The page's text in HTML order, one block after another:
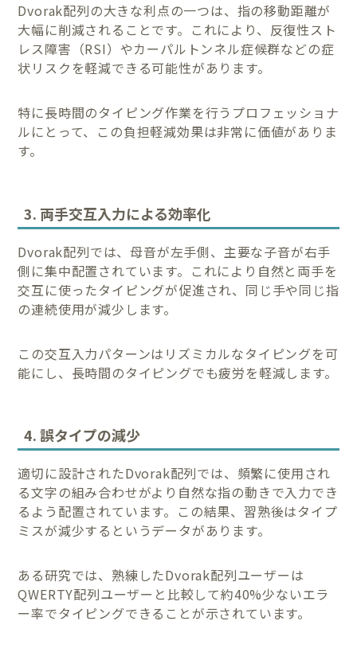
Dvorak配列の大きな利点の一つは、指の移動距離が
大幅に削減されることです。これにより、反復性スト
レス障害（RSI）やカーパルトンネル症候群などの症
状リスクを軽減できる可能性があります。
特に長時間のタイピング作業を行うプロフェッショナ
ルにとって、この負担軽減効果は非常に価値がありま
す。
3. 両手交互入力による効率化
Dvorak配列では、母音が左手側、主要な子音が右手
側に集中配置されています。これにより自然と両手を
交互に使ったタイピングが促進され、同じ手や同じ指
の連続使用が減少します。
この交互入力パターンはリズミカルなタイピングを可
能にし、長時間のタイピングでも疲労を軽減します。
4. 誤タイプの減少
適切に設計されたDvorak配列では、頻繁に使用され
る文字の組み合わせがより自然な指の動きで入力でき
るよう配置されています。この結果、習熟後はタイプ
ミスが減少するというデータがあります。
ある研究では、熟練したDvorak配列ユーザーは
QWERTY配列ユーザーと比較して約40%少ないエラ
ー率でタイピングできることが示されています。